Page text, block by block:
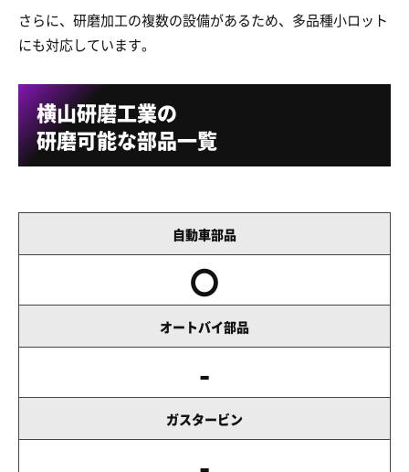
さらに、研磨加工の複数の設備があるため、多品種小ロット
にも対応しています。
横山研磨工業の
研磨可能な部品一覧
自動車部品
〇
オートバイ部品
-
ガスタービン